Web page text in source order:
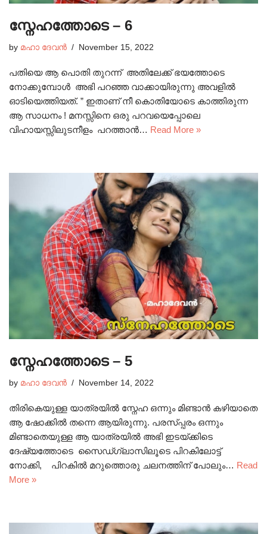
സ്നേഹത്തോടെ – 6
by മഹാ ദേവൻ November 15, 2022
പതിയെ ആ പൊതി തുറന്ന് അതിലേക്ക് ഭയത്തോടെ
നോക്കുമ്പോൾ അഭി പറഞ്ഞ വാക്കായിരുന്നു അവളിൽ
ഓടിയെത്തിയത്. ” ഇതാണ് നീ കൊതിയോടെ കാത്തിരുന്ന
ആ സാധനം ! മനസ്സിനെ ഒരു പറവയെപ്പോലെ
വിഹായസ്സിലുടനീളം പറത്താൻ… Read More »
സ്നേഹത്തോടെ – 5
by മഹാ ദേവൻ November 14, 2022
തിരികെയുള്ള യാത്രയിൽ സ്നേഹ ഒന്നും മിണ്ടാൻ കഴിയാതെ
ആ ഷോക്കിൽ തന്നെ ആയിരുന്നു. പരസ്പ്പരം ഒന്നും
മിണ്ടാതെയുള്ള ആ യാത്രയിൽ അഭി ഇടയ്ക്കിടെ
ദേഷ്യത്തോടെ സൈഡ്ഗ്ലാസിലൂടെ പിറകിലോട്ട്
നോക്കി, പിറകിൽ മറുത്തൊരു ചലനത്തിന് പോലും… Read
More »